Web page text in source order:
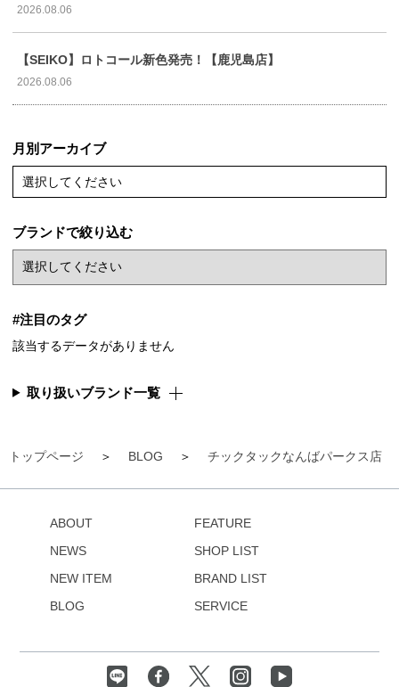
トップページ BLOG チックタックなんばパークス店
2026.08.06
【SEIKO】ロトコール新色発売！【鹿児島店】
2026.08.06
月別アーカイブ
選択してください
ブランドで絞り込む
#注目のタグ
該当するデータがありません
取り扱いブランド一覧
ABOUT
NEWS
NEW ITEM
BLOG
FEATURE
SHOP LIST
BRAND LIST
SERVICE